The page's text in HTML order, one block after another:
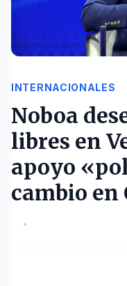
INTERNACIONALES
Noboa
libres en
apoyo
cambio en
•